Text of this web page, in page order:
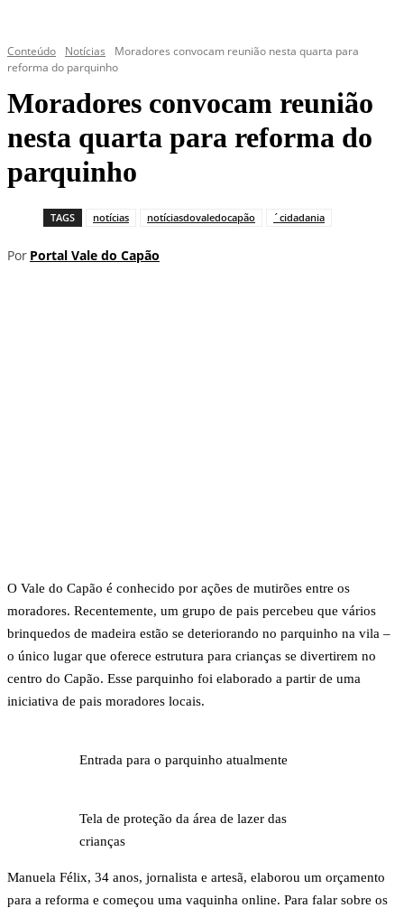
Conteúdo Notícias
Moradores convocam reunião nesta quarta para
reforma do parquinho
Moradores convocam reunião
nesta quarta para reforma do
parquinho
TAGS notícias notíciasdovaledocapão ´cidadania
Por Portal Vale do Capão
O Vale do Capão é conhecido por ações de mutirões entre os
moradores. Recentemente, um grupo de pais percebeu que vários
brinquedos de madeira estão se deteriorando no parquinho na vila –
o único lugar que oferece estrutura para crianças se divertirem no
centro do Capão. Esse parquinho foi elaborado a partir de uma
iniciativa de pais moradores locais.
Entrada para o parquinho atualmente
Tela de proteção da área de lazer das
crianças
Manuela Félix, 34 anos, jornalista e artesã, elaborou um orçamento
para a reforma e começou uma vaquinha online. Para falar sobre os